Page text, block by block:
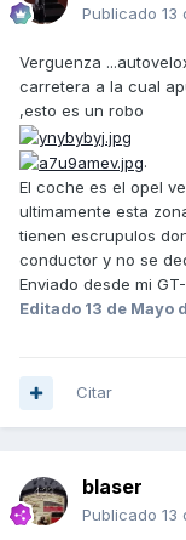
Publicado 13
Verguenza
carretera a la cual
,esto es un robo
.
El coche es el opel
ultimamente esta
tienen escrupulos
conductor y no se
Enviado desde mi
Editado 13 de Mayo
Citar
blaser
Publicado 13